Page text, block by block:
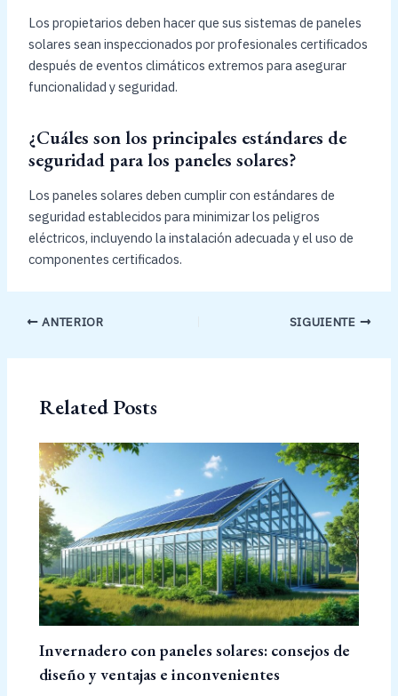
Los propietarios deben hacer que sus sistemas de paneles
solares sean inspeccionados por profesionales certificados
después de eventos climáticos extremos para asegurar
funcionalidad y seguridad.
¿Cuáles son los principales estándares de
seguridad para los paneles solares?
Los paneles solares deben cumplir con estándares de
seguridad establecidos para minimizar los peligros
eléctricos, incluyendo la instalación adecuada y el uso de
componentes certificados.
ANTERIOR SIGUIENTE
Related Posts
Invernadero con paneles solares: consejos de
diseño y ventajas e inconvenientes